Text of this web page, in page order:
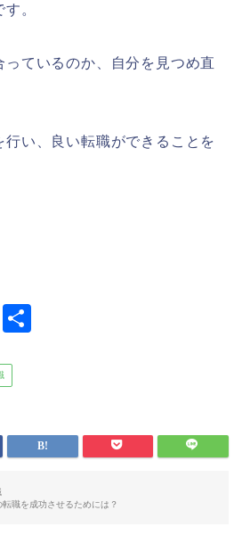
。
っているのか、自分を見つめ直
行い、良い転職ができることを
Li
職を成功させるためには？